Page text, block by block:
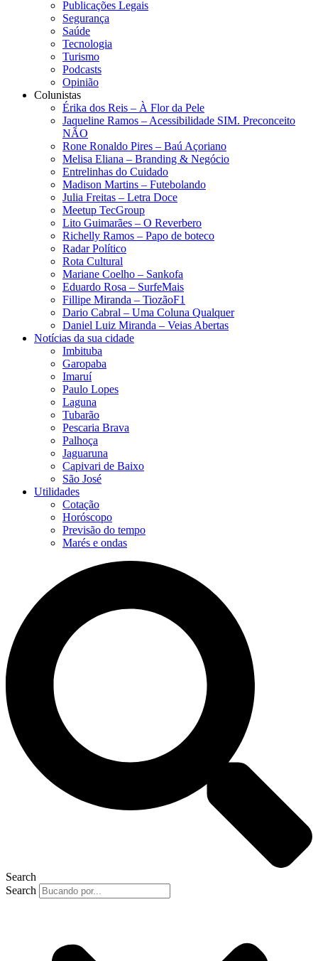
Publicações Legais
Segurança
Saúde
Tecnologia
Turismo
Podcasts
Opinião
Colunistas
Érika dos Reis​ – À Flor da Pele
Jaqueline Ramos – Acessibilidade SIM. Preconceito
NÃO
Rone Ronaldo Pires – Baú Açoriano
Melisa Eliana – Branding & Negócio
Entrelinhas do Cuidado
Madison Martins – Futebolando
Julia Freitas​ – Letra Doce
Meetup TecGroup
Lito Guimarães – O Reverbero
Richelly Ramos​ – Papo de boteco
Radar Político
Rota Cultural
Mariane Coelho – Sankofa
Eduardo Rosa​ – SurfeMais
Fillipe Miranda – TiozãoF1
Dario Cabral – Uma Coluna Qualquer
Daniel Luiz Miranda – Veias Abertas
Notícias da sua cidade
Imbituba
Garopaba
Imaruí
Paulo Lopes
Laguna
Tubarão
Pescaria Brava
Palhoça
Jaguaruna
Capivari de Baixo
São José
Utilidades
Cotação
Horóscopo
Previsão do tempo
Marés e ondas
Search
Search